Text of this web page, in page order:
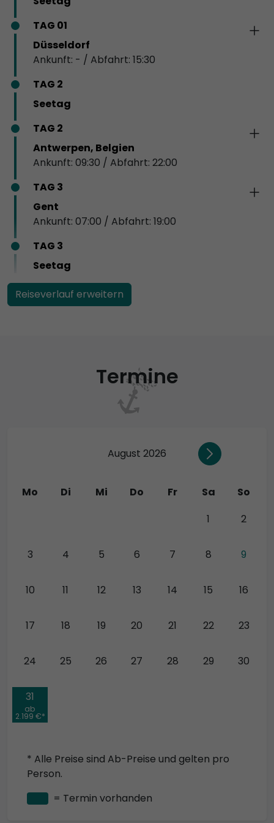
TAG 01
Düsseldorf
Ankunft: - / Abfahrt: 15:30
TAG 2
Seetag
TAG 2
Antwerpen, Belgien
Ankunft: 09:30 / Abfahrt: 22:00
TAG 3
Gent
Ankunft: 07:00 / Abfahrt: 19:00
TAG 3
Seetag
Reiseverlauf erweitern
Termine
August 2026
Mo Di Mi Do Fr Sa
So
1 2
3 4 5 6 7 8 9
10 11 12 13 14 15 16
17 18 19 20 21 22 23
24 25 26 27 28 29 30
ab
2.199 €*
31
* Alle Preise sind Ab-Preise und gelten pro
Person.
= Termin vorhanden